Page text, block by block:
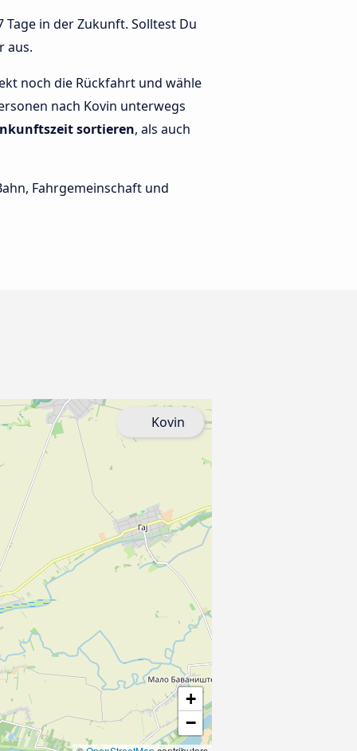
in der Zukunft. Solltest Du
aus.
noch die Rückfahrt und wähle
nach Kovin unterwegs
sortieren, als auch
Fahrgemeinschaft und
+
−
Kovin